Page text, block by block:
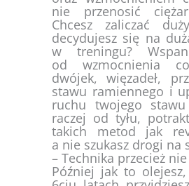
nie przenosić
Chcesz zaliczać
decydujesz się na
w treningu?
od wzmocnienia
dwójek, więzadeł,
stawu ramiennego i
ruchu twojego
raczej od tyłu,
takich metod jak
a nie szukasz drogi na
– Technika przecież
Później jak to